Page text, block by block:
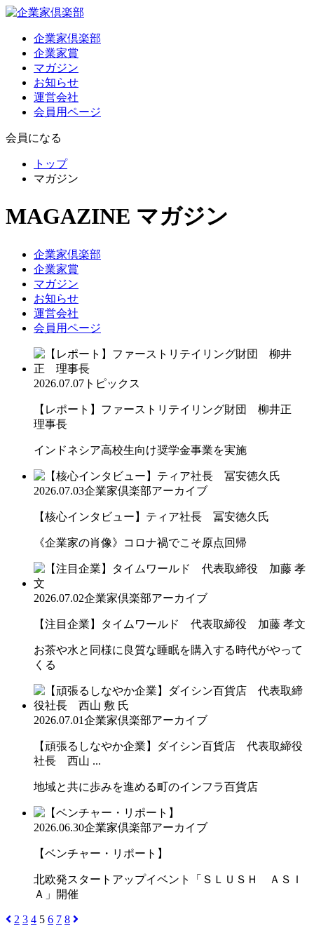
企業家倶楽部
企業家賞
マガジン
お知らせ
運営会社
会員用ページ
会員になる
トップ
マガジン
MAGAZINE マガジン
企業家倶楽部
企業家賞
マガジン
お知らせ
運営会社
会員用ページ
2026.07.07 トピックス
【レポート】ファーストリテイリング財団 柳井正
理事長
インドネシア高校生向け奨学金事業を実施
2026.07.03企業家倶楽部アーカイブ
【核心インタビュー】ティア社長 冨安徳久氏
《企業家の肖像》コロナ禍でこそ原点回帰
2026.07.02企業家倶楽部アーカイブ
【注目企業】タイムワールド 代表取締役 加藤 孝文
お茶や水と同様に良質な睡眠を購入する時代がやって
くる
2026.07.01企業家倶楽部アーカイブ
【頑張るしなやか企業】ダイシン百貨店 代表取締役
社長 西山 ...
地域と共に歩みを進める町のインフラ百貨店
2026.06.30企業家倶楽部アーカイブ
【ベンチャー・リポート】
北欧発スタートアップイベント「ＳＬＵＳＨ ＡＳＩ
Ａ」開催
2 3 4 5 6 7 8